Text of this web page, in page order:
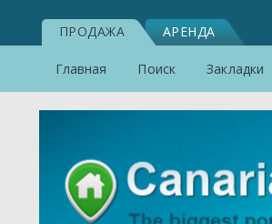
ПРОДАЖА АРЕНДА
Главная Поиск Закладки